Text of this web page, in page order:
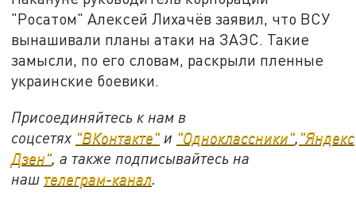
"Росатом" Алексей Лихачёв заявил, что ВСУ
вынашивали планы атаки на ЗАЭС. Такие
замысли, по его словам, раскрыли пленные
украинские боевики.
Присоединяйтесь к нам в
соцсетях "ВКонтакте" и "Одноклассники" "Яндекс
Дзен" , а также подписывайтесь на
наш телеграм-канал